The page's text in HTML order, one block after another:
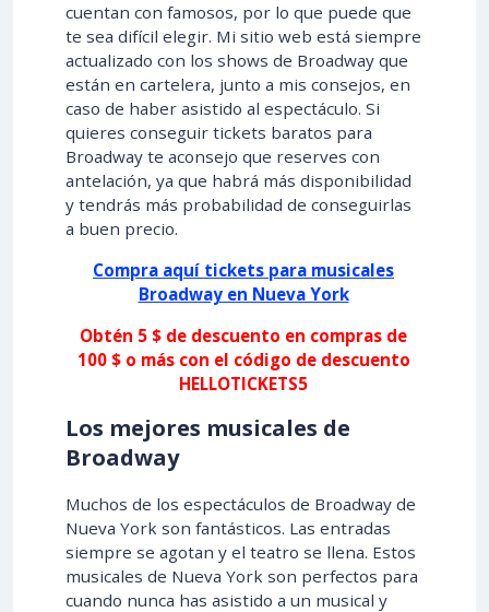
cuentan con famosos, por lo que puede que
te sea difícil elegir. Mi sitio web está siempre
actualizado con los shows de Broadway que
están en cartelera, junto a mis consejos, en
caso de haber asistido al espectáculo. Si
quieres conseguir tickets baratos para
Broadway te aconsejo que reserves con
antelación, ya que habrá más disponibilidad
y tendrás más probabilidad de conseguirlas
a buen precio.
Compra aquí tickets para musicales
Broadway en Nueva York
Obtén 5 $ de descuento en compras de
100 $ o más con el código de descuento
HELLOTICKETS5
Los mejores musicales de
Broadway
Muchos de los espectáculos de Broadway de
Nueva York son fantásticos. Las entradas
siempre se agotan y el teatro se llena. Estos
musicales de Nueva York son perfectos para
cuando nunca has asistido a un musical y